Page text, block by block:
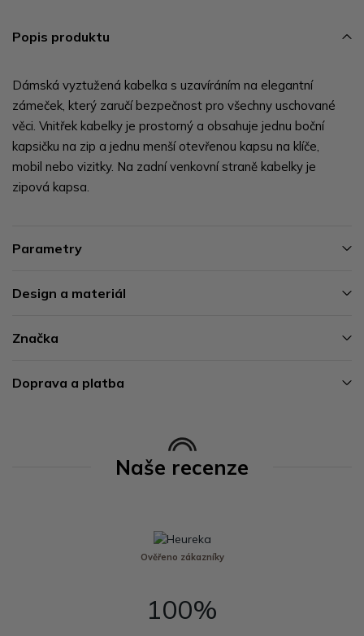
Popis produktu
Dámská vyztužená kabelka s uzavíráním na elegantní
zámeček, který zaručí bezpečnost pro všechny uschované
věci. Vnitřek kabelky je prostorný a obsahuje jednu boční
kapsičku na zip a jednu menší otevřenou kapsu na klíče,
mobil nebo vizitky. Na zadní venkovní straně kabelky je
zipová kapsa.
Parametry
Design a materiál
Značka
Doprava a platba
Naše recenze
Ověřeno zákazníky
100%